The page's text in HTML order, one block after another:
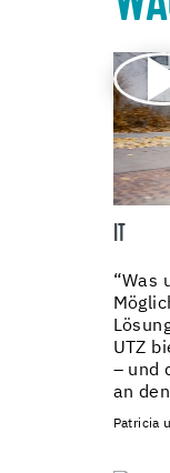
IT
“Was
UTZ
– und
an
Patricia